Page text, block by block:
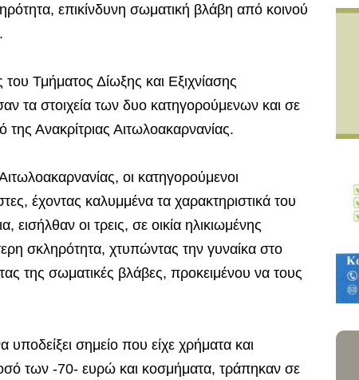
επικίνδυνη σωματική βλάβη από κοινού
Τμήματος Δίωξης και Εξιχνίασης
τα στοιχεία των δυο κατηγορούμενων και σε
Ανακρίτριας Αιτωλοακαρνανίας.
οι κατηγορούμενοι
έχοντας καλυμμένα τα χαρακτηριστικά του
οι τρεις, σε οικία ηλικιωμένης
σκληρότητα, χτυπώντας την γυναίκα στο
της σωματικές βλάβες, προκειμένου να τους
σημείο που είχε χρήματα και
των -70- ευρώ και κοσμήματα, τράπηκαν σε